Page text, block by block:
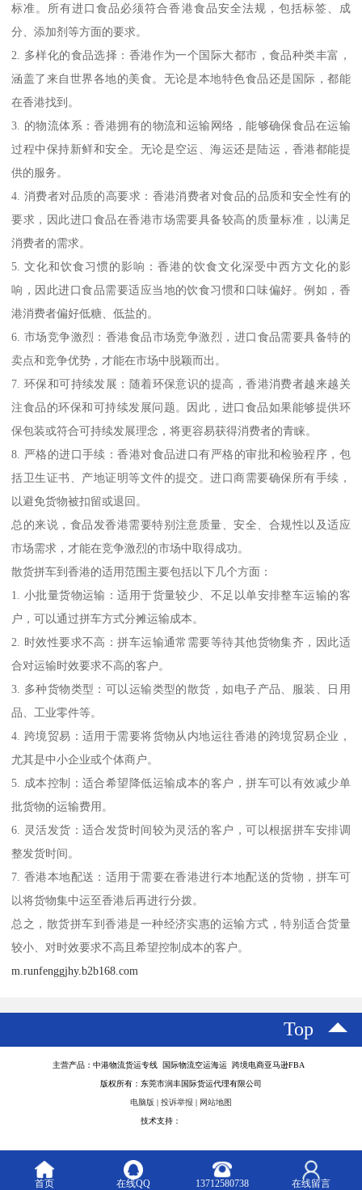
标准。所有进口食品必须符合香港食品安全法规，包括标签、成
分、添加剂等方面的要求。
2. 多样化的食品选择：香港作为一个国际大都市，食品种类丰富，
涵盖了来自世界各地的美食。无论是本地特色食品还是国际，都能
在香港找到。
3. 的物流体系：香港拥有的物流和运输网络，能够确保食品在运输
过程中保持新鲜和安全。无论是空运、海运还是陆运，香港都能提
供的服务。
4. 消费者对品质的高要求：香港消费者对食品的品质和安全性有的
要求，因此进口食品在香港市场需要具备较高的质量标准，以满足
消费者的需求。
5. 文化和饮食习惯的影响：香港的饮食文化深受中西方文化的影
响，因此进口食品需要适应当地的饮食习惯和口味偏好。例如，香
港消费者偏好低糖、低盐的。
6. 市场竞争激烈：香港食品市场竞争激烈，进口食品需要具备特的
卖点和竞争优势，才能在市场中脱颖而出。
7. 环保和可持续发展：随着环保意识的提高，香港消费者越来越关
注食品的环保和可持续发展问题。因此，进口食品如果能够提供环
保包装或符合可持续发展理念，将更容易获得消费者的青睐。
8. 严格的进口手续：香港对食品进口有严格的审批和检验程序，包
括卫生证书、产地证明等文件的提交。进口商需要确保所有手续，
以避免货物被扣留或退回。
总的来说，食品发香港需要特别注意质量、安全、合规性以及适应
市场需求，才能在竞争激烈的市场中取得成功。
散货拼车到香港的适用范围主要包括以下几个方面：
1. 小批量货物运输：适用于货量较少、不足以单安排整车运输的客
户，可以通过拼车方式分摊运输成本。
2. 时效性要求不高：拼车运输通常需要等待其他货物集齐，因此适
合对运输时效要求不高的客户。
3. 多种货物类型：可以运输类型的散货，如电子产品、服装、日用
品、工业零件等。
4. 跨境贸易：适用于需要将货物从内地运往香港的跨境贸易企业，
尤其是中小企业或个体商户。
5. 成本控制：适合希望降低运输成本的客户，拼车可以有效减少单
批货物的运输费用。
6. 灵活发货：适合发货时间较为灵活的客户，可以根据拼车安排调
整发货时间。
7. 香港本地配送：适用于需要在香港进行本地配送的货物，拼车可
以将货物集中运至香港后再进行分拨。
总之，散货拼车到香港是一种经济实惠的运输方式，特别适合货量
较小、对时效要求不高且希望控制成本的客户。
m.runfenggjhy.b2b168.com
Top
主营产品：中港物流货运专线 国际物流空运海运 跨境电商亚马逊FBA
版权所有：东莞市润丰国际货运代理有限公司
电脑版 | 投诉举报 | 网站地图
技术支持：
首页 在线QQ 13712580738 在线留言